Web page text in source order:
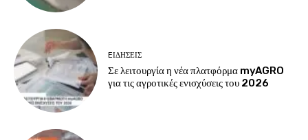
EΙΔΗΣΕΙΣ
Σε λειτουργία η νέα πλατφόρμα myAGRO
για τις αγροτικές ενισχύσεις του 2026